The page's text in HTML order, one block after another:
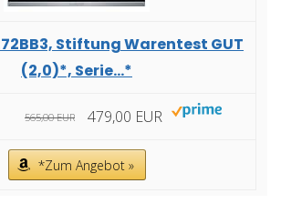
Stiftung Warentest GUT
(2,0)*, Serie...*
565,00 EUR 479,00 EUR
*Zum Angebot »